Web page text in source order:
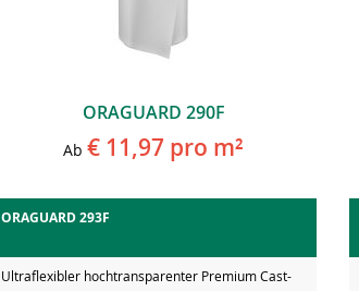
ORAGUARD 290F
Ab € 11,97 pro m²
ORAGUARD 293F
Ultraflexibler hochtransparenter Premium Cast-